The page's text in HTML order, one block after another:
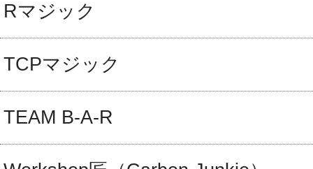
Rマジック
TCPマジック
TEAM B-A-R